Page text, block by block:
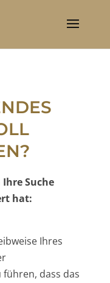
Suche
hat:
Ihres
dass das